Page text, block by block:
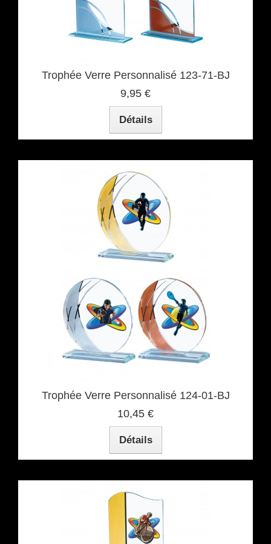
Trophée Verre Personnalisé 123-71-BJ
9,95 €
Détails
Trophée Verre Personnalisé 124-01-BJ
10,45 €
Détails